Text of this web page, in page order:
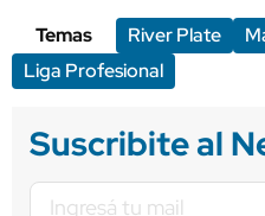
Temas
River Plate
Liga Profesional
Suscribite al